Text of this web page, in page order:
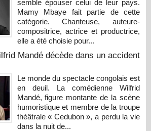
semble épouser celui de leur pays.
Mamy Mbaye fait partie de cette
catégorie. Chanteuse, auteure-
compositrice, actrice et productrice,
elle a été choisie pour...
Mandé décède dans un accident
Le monde du spectacle congolais est
en deuil. La comédienne Wilfrid
Mandé, figure montante de la scène
humoristique et membre de la troupe
théâtrale « Cedubon », a perdu la vie
dans la nuit de...